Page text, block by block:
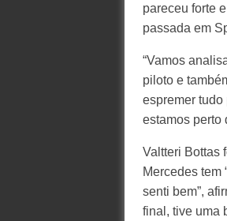
pareceu forte
passada em
“Vamos
piloto e
espremer tudo
estamos perto
Valtteri Bottas
Mercedes tem
senti bem”,
final, tive uma